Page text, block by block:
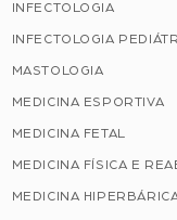
INFECTOLOGIA
INFECTOLOGIA
MASTOLOGIA
MEDICINA ESPORTIVA
MEDICINA FETAL
MEDICINA FÍSICA E
MEDICINA